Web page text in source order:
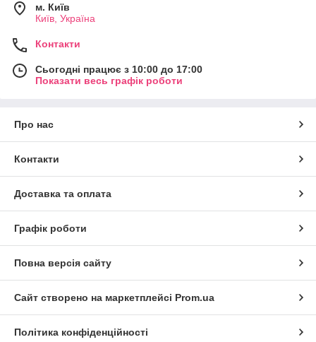
м. Київ
Київ, Україна
Контакти
Сьогодні працює з 10:00 до 17:00
Показати весь графік роботи
Про нас
Контакти
Доставка та оплата
Графік роботи
Повна версія сайту
Сайт створено на маркетплейсі Prom.ua
Політика конфіденційності